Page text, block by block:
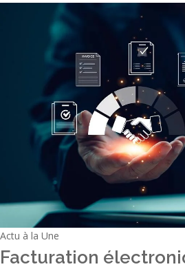
Actu à la Une
Facturation